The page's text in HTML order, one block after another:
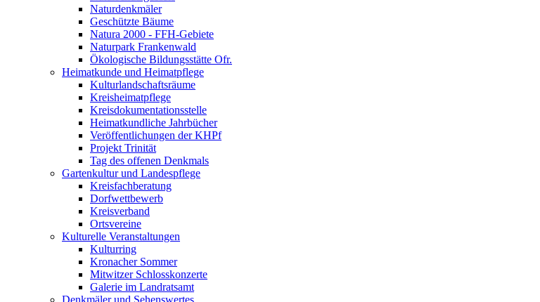
Naturdenkmäler
Geschützte Bäume
Natura 2000 - FFH-Gebiete
Naturpark Frankenwald
Ökologische Bildungsstätte Ofr.
Heimatkunde und Heimatpflege
Kulturlandschaftsräume
Kreisheimatpflege
Kreisdokumentationsstelle
Heimatkundliche Jahrbücher
Veröffentlichungen der KHPf
Projekt Trinität
Tag des offenen Denkmals
Gartenkultur und Landespflege
Kreisfachberatung
Dorfwettbewerb
Kreisverband
Ortsvereine
Kulturelle Veranstaltungen
Kulturring
Kronacher Sommer
Mitwitzer Schlosskonzerte
Galerie im Landratsamt
Denkmäler und Sehenswertes